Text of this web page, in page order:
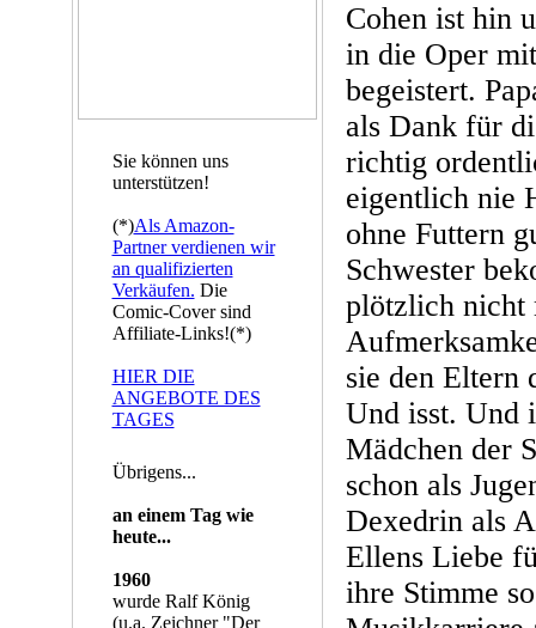
Sie können uns
unterstützen!
(*)Als Amazon-
Partner verdienen wir
an qualifizierten
Verkäufen. Die
Comic-Cover sind
Affiliate-Links!(*)
HIER DIE
ANGEBOTE DES
TAGES
Übrigens...
an einem Tag wie
heute...
1960
wurde Ralf König
(u.a. Zeichner "Der
Cohen ist hin
in die Oper
begeistert.
als Dank für
richtig
eigentlich nie
ohne Futtern
Schwester
plötzlich nicht
sie den Eltern
Und isst. Und
Mädchen der
schon als
Dexedrin als
Ellens Liebe
ihre Stimme